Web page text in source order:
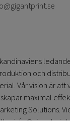
och
Vår vision är att
maximal
Solutions.